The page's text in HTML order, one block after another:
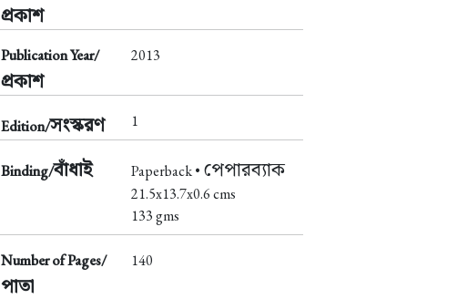
প্রকাশ
Publication Year/
প্রকাশ
2013
Edition/সংস্করণ 1
Binding/বাঁধাই Paperback • পেপারব্যাক
21.5x13.7x0.6 cms
133 gms
Number of Pages/
পাতা
140